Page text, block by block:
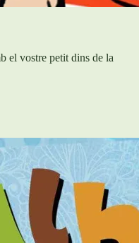
el vostre petit dins de la